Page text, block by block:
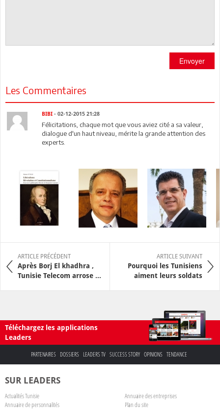
Envoyer
Les Commentaires
BIBI - 02-12-2015 21:28
Félicitations, chaque mot que vous aviez cité a sa valeur,
dialogue d'un haut niveau, mérite la grande attention des
experts.
ARTICLE PRÉCÉDENT
Après Borj El khadhra ,
Tunisie Telecom arrose ...
ARTICLE SUIVANT
Pourquoi les Tunisiens
aiment leurs soldats
Téléchargez les applications
Leaders
PARTENAIRES DOSSIERS LEADERS TV SUCCESS STORY OPINIONS TENDANCE
SUR LEADERS
Actualités Tunisie
Annuaire des entreprises
Annuaire de personnalités
Plan du site